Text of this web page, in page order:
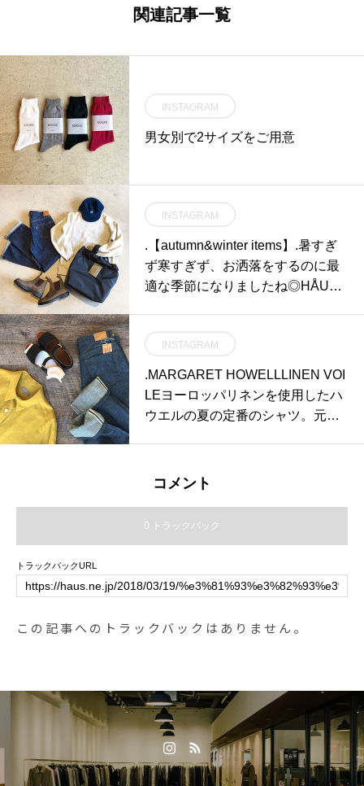
関連記事一覧
INSTAGRAM
男女別で2サイズをご用意
INSTAGRAM
.【autumn&winter items】.暑すぎ
ず寒すぎず、お洒落をするのに最
適な季節になりましたね◎HÅUS
ブランドからコアなブランドま
で、幅広くセレクトしておりま
す。今年の気分にぴったりのお洋
服を探しに、ぜひお立ち寄りくだ
or#アウトドア#haus #haus_matsu
カフェ #松江 #島根 #山陰
INSTAGRAM
.MARGARET HOWELLLINEN VOI
LEヨーロッパリネンを使用したハ
ウエルの夏の定番のシャツ。元気
@haus_howell .#margarethowell #
コメント
0 トラックバック
トラックバックURL
この記事へのトラックバックはありません。